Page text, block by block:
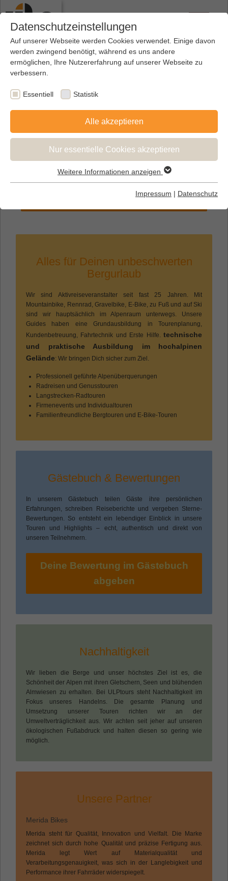
Entdecke unseren Touren Kalender
Alles für Deinen unbeschwerten
Bergurlaub
Wir sind Aktivreiseveranstalter seit fast 25 Jahren. Mit
Mountainbike, Rennrad, Gravelbike, E-Bike, zu Fuß und auf Ski
sind wir hauptsächlich im Alpenraum unterwegs. Unsere
Guides haben eine Grundausbildung in Tourenplanung,
Kundenbetreuung, Fahrtechnik und Erste Hilfe. technische
und praktische Ausbildung im hochalpinen
Gelände: Wir bringen Dich sicher zum Ziel.
Professionell geführte Alpenüberquerungen
Radreisen und Genusstouren
Langstrecken-Radtouren
Firmenevents und Individualtouren
Familienfreundliche Bergtouren und E-Bike-Touren
Gästebuch & Bewertungen
In unserem Gästebuch teilen Gäste ihre persönlichen
Erfahrungen, schreiben Reiseberichte und vergeben Sterne-
Bewertungen. So entsteht ein lebendiger Einblick in unsere
Touren und Highlights – echt, authentisch und direkt von
unseren Teilnehmern.
Deine Bewertung im Gästebuch
abgeben
Nachhaltigkeit
Wir lieben die Berge und unser höchstes Ziel ist es, die
Schönheit der Alpen mit ihren Gletschern, Seen und blühenden
Almwiesen zu erhalten. Bei ULPtours steht Nachhaltigkeit im
Fokus unseres Handelns. Die gesamte Planung und
Umsetzung unserer Touren richten wir an der
Umweltverträglichkeit aus. Wir achten seit jeher auf unseren
ökologischen Fußabdruck und halten diesen so gering wie
möglich.
Unsere Partner
Merida Bikes
Merida steht für Qualität, Innovation und Vielfalt. Die Marke
zeichnet sich durch hohe Qualität und präzise Fertigung aus.
Merida legt Wert auf Materialqualität und
Verarbeitungsgenauigkeit, was sich in der Langlebigkeit und
Performance ihrer Fahrräder widerspiegelt.
Datenschutzeinstellungen
Auf unserer Webseite werden Cookies verwendet. Einige davon
werden zwingend benötigt, während es uns andere
ermöglichen, Ihre Nutzererfahrung auf unserer Webseite zu
verbessern.
Essentiell Statistik
Alle akzeptieren
Nur essentielle Cookies akzeptieren
Essentielle Cookies werden für grundlegende Funktionen der
Webseite einwandfrei funktioniert.
Name cookie_optin
Anbieter ULPtours
1 Jahr
Zweck
Besucher müssen gefragt werden, ob sie
der Verwendung von Cookies zustimmen.
Diese Entscheidung wird gespeichert.
Cookie-Informationen anzeigen
Statistik
Statistik-Cookies helfen Webseiten-Besitzern zu verstehen,
Informationen anonym gesammelt und gemeldet werden.
Name _ga
Anbieter Google
Laufzeit 2 Jahre
Dieses Cookie wird von Google Analytics
installiert. Das Cookie wird verwendet, um
Besucher-, Sitzungs- und
Kampagnendaten zu berechnen und die
Die Cookies speichern Informationen
generierte Nummer zu, um eindeutige
Besucher zu identifizieren.
Name _gid
Anbieter Google
Dieses Cookie wird von Google Analytics
installiert. Das Cookie wird verwendet, um
Besucher eine Website nutzen, und hilft
bei der Erstellung eines Analyseberichts
gesammelten Daten, einschließlich der
Anzahl der Besucher, der Quelle, aus der
sie gekommen sind, und der Seiten, die in
anonymisierter Form besucht wurden.
Name _gat_gtag_UA_135905452_1
Anbieter
Cookie-Informationen anzeigen
Weitere Informationen anzeigen
Impressum | Datenschutz